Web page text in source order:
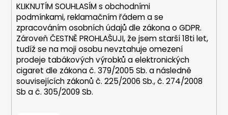
KLIKNUTÍM SOUHLASÍM s obchodními
podmínkami,reklamačním řádem a se
zpracováním osobních údajů dle zákona oGDPR.
Zároveň ČESTNĚ PROHLAŠUJI, že jsem starší 18ti let,
tudíž se na moji osobu nevztahuje omezení
prodeje tabákových výrobků a elektronických
cigaret dle zákona č. 379/2005 Sb. a následně
souvisejících zákonů č. 225/2006 Sb., č. 274/2008
Sb a č. 305/2009 Sb.